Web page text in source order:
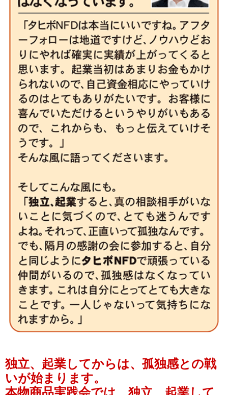
独立、起業してからは、孤独感との戦
いが始まります。
本物商品実践会では、独立、起業して